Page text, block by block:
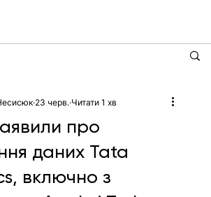
про
даних Tata
включно з
23 черв. Читати 1 хв